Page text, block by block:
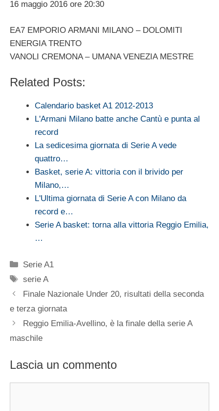
16 maggio 2016 ore 20:30
EA7 EMPORIO ARMANI MILANO – DOLOMITI
ENERGIA TRENTO
VANOLI CREMONA – UMANA VENEZIA MESTRE
Related Posts:
Calendario basket A1 2012-2013
L'Armani Milano batte anche Cantù e punta al
record
La sedicesima giornata di Serie A vede
quattro…
Basket, serie A: vittoria con il brivido per
Milano,…
L'Ultima giornata di Serie A con Milano da
record e…
Serie A basket: torna alla vittoria Reggio Emilia,
…
Categorie
Serie A1
Tag
serie A
Finale Nazionale Under 20, risultati della seconda
e terza giornata
Reggio Emilia-Avellino, è la finale della serie A
maschile
Lascia un commento